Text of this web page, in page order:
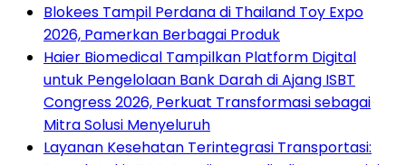
Blokees Tampil Perdana di Thailand Toy Expo
2026, Pamerkan Berbagai Produk
Haier Biomedical Tampilkan Platform Digital
untuk Pengelolaan Bank Darah di Ajang ISBT
Congress 2026, Perkuat Transformasi sebagai
Mitra Solusi Menyeluruh
Layanan Kesehatan Terintegrasi Transportasi: